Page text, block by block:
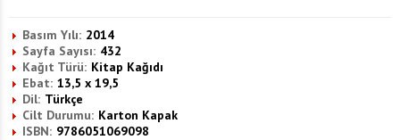
Basım Yılı: 2014
Sayfa Sayısı: 432
Kağıt Türü: Kitap Kağıdı
Ebat: 13,5 x 19,5
Dil: Türkçe
Cilt Durumu: Karton Kapak
ISBN: 9786051069098